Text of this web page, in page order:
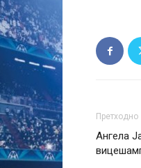
Претходно
Ангела